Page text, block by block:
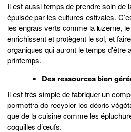
Il est aussi temps de prendre soin de
épuisée par les cultures estivales.
les engrais verts comme la luzerne,
enrichissent et protègent le sol, et
organiques qui auront le temps d'être
printemps.
Des ressources bien
Il est très simple de fabriquer un
permettra de recycler les débris
que de la cuisine comme les
coquilles d’œufs.